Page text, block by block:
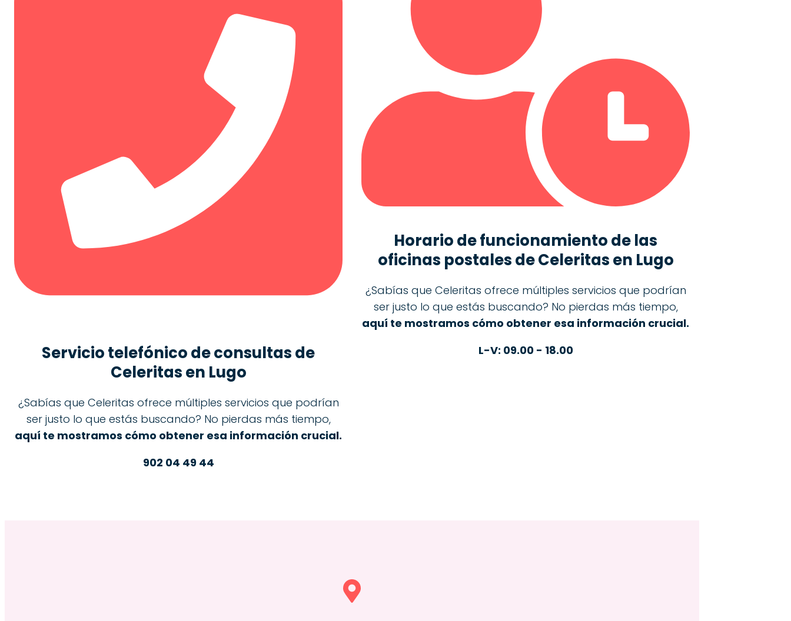
Servicio telefónico de consultas de
Celeritas en Lugo
¿Sabías que Celeritas ofrece múltiples servicios que podrían
ser justo lo que estás buscando? No pierdas más tiempo,
aquí te mostramos cómo obtener esa información crucial.
902 04 49 44
Horario de funcionamiento de las
oficinas postales de Celeritas en Lugo
¿Sabías que Celeritas ofrece múltiples servicios que podrían
ser justo lo que estás buscando? No pierdas más tiempo,
aquí te mostramos cómo obtener esa información crucial.
L-V: 09.00 - 18.00